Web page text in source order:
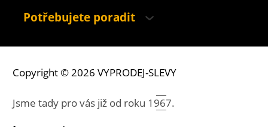
Potřebujete poradit
Copyright © 2026 VYPRODEJ-SLEVY
Jsme tady pro vás již od roku 1967.